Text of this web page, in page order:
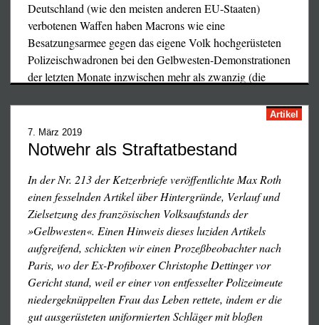
Deutschland (wie den meisten anderen EU-Staaten)
verbotenen Waffen haben Macrons wie eine
Besatzungsarmee gegen das eigene Volk hochgerüsteten
Polizeischwadronen bei den Gelbwesten-Demonstrationen
der letzten Monate inzwischen mehr als zwanzig (die
lebenslang verstümmelt, über 150 schwer verletzt und
mehr als zweitausend insgesamt ernsthaft verletzt. Dies hat
inzwischen erbitterte Proteste aus der französischen
Presse erst recht unterschlagen, nachstehend zwei
Beispiele dokumentiert sind. Wie solche
Verstümmelungen von der Polizei verübt werden, zeigt
anschaulich folgende Aussage der 20jährigen Fiorina
Lignier aus Amiens, der die Polizei am 8. Dezember 2018
bei einer Gelbwesten-Demonstration auf den Champs-
Élysées in Paris mit einer Tränengas-Granate ein Auge
ausschoß:
Artikel
7. März 2019
Notwehr als Straftatbestand
In der Nr. 213 der Ketzerbriefe veröffentlichte Max Roth
einen fesselnden Artikel über Hintergründe, Verlauf und
Zielsetzung des französischen Volksaufstands der
»Gelbwesten«. Einen Hinweis dieses luziden Artikels
aufgreifend, schickten wir einen Prozeßbeobachter nach
Paris, wo der Ex-Profiboxer Christophe Dettinger vor
Gericht stand, weil er einer von entfesselter Polizeimeute
niedergeknüppelten Frau das Leben rettete, indem er die
gut ausgerüsteten uniformierten Schläger mit bloßen